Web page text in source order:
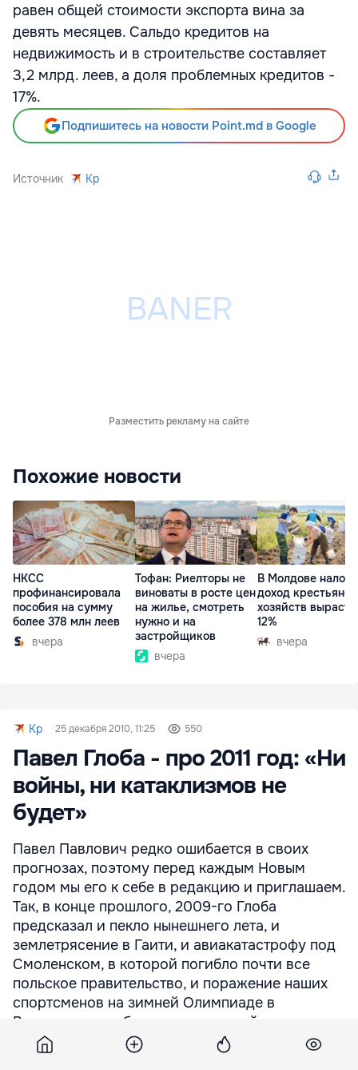
равен общей стоимости экспорта вина за
девять месяцев. Сальдо кредитов на
недвижимость и в строительстве составляет
3,2 млрд. леев, а доля проблемных кредитов -
17%.
Подпишитесь на новости Point.md в Google
Источник Kp
Разместить рекламу на сайте
Похожие новости
НКСС
профинансировала
пособия на сумму
более 378 млн леев
вчера
Тофан: Риелторы не
виноваты в росте цен
на жилье, смотреть
нужно и на
застройщиков
вчера
В Молдове налог
доход
хозяйств
12%
вчера
Kp 25 декабря 2010, 11:25 550
Павел Глоба - про 2011 год: «Ни
войны, ни катаклизмов не
будет»
Павел Павлович редко ошибается в своих
прогнозах, поэтому перед каждым Новым
годом мы его к себе в редакцию и приглашаем.
Так, в конце прошлого, 2009-го Глоба
предсказал и пекло нынешнего лета, и
землетрясение в Гаити, и авиакатастрофу под
Смоленском, в которой погибло почти все
польское правительство, и поражение наших
спортсменов на зимней Олимпиаде в
Ванкувере, и победу наших российских ученых
(пусть и бывших), ставших нобелевскими